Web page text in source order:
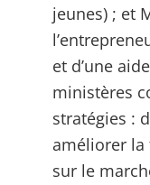
jeunes) ; et
et d’une
ministères
stratégies :
améliorer la
sur le